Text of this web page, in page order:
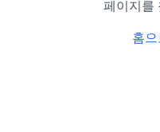
페이지를
홈으